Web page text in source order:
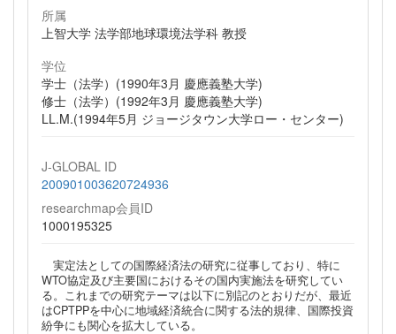
所属
上智大学 法学部地球環境法学科 教授
学位
学士（法学）(1990年3月 慶應義塾大学)
修士（法学）(1992年3月 慶應義塾大学)
LL.M.(1994年5月 ジョージタウン大学ロー・センター)
J-GLOBAL ID
200901003620724936
researchmap会員ID
1000195325
実定法としての国際経済法の研究に従事しており、特に
WTO協定及び主要国におけるその国内実施法を研究してい
る。これまでの研究テーマは以下に別記のとおりだが、最近
はCPTPPを中心に地域経済統合に関する法的規律、国際投資
紛争にも関心を拡大している。